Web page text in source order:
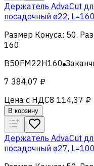
Держатель AdvaCut
посадочный ø22,
Размер Конуса: 50.
160.
B50FM22H160
7 384,07 ₽
Цена с НДС8 114,37 ₽
В корзину
Держатель AdvaCut
посадочный ø27,